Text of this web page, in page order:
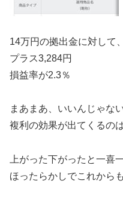
14万円の拠出金に対して
プラス3,284円
損益率が2.3％
まあまあ、いいんじゃな
複利の効果が出てくるの
上がった下がったと一喜
ほったらかしでこれから